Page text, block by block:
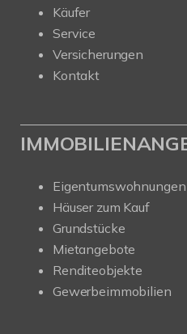
Käufer
Service
Versicherungen
Kontakt
Eigentumswohnungen
Häuser zum Kauf
Grundstücke
Mietangebote
Renditeobjekte
Gewerbeimmobilien